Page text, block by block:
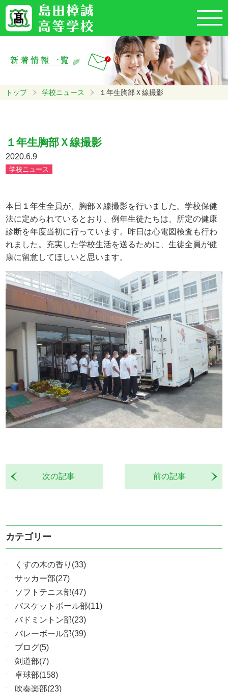
トップ 学校ニュース １年生胸部Ｘ線撮影
１年生胸部Ｘ線撮影
2020.6.9
学校ニュース
本日１年生全員が、胸部Ｘ線撮影を行いました。学校保健
法に定められているとおり、例年生徒たちは、所定の健康
診断を年度当初に行っています。昨日は心電図検査も行わ
れました。充実した学校生活を送るために、生徒全員が健
康に留意してほしいと思います。
前の記事
次の記事
カテゴリー
くすの木の香り(33)
サッカー部(27)
ソフトテニス部(47)
バスケットボール部(11)
バドミントン部(23)
バレーボール部(39)
ブログ(5)
剣道部(7)
卓球部(158)
吹奏楽部(23)